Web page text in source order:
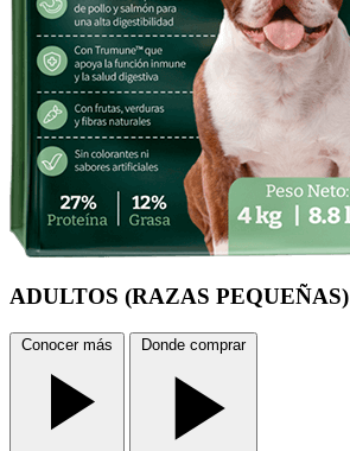
ADULTOS (RAZAS PEQUEÑAS)
Conocer más Donde comprar